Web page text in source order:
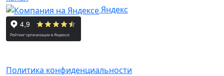
Яндекс
Политика конфиденциальности